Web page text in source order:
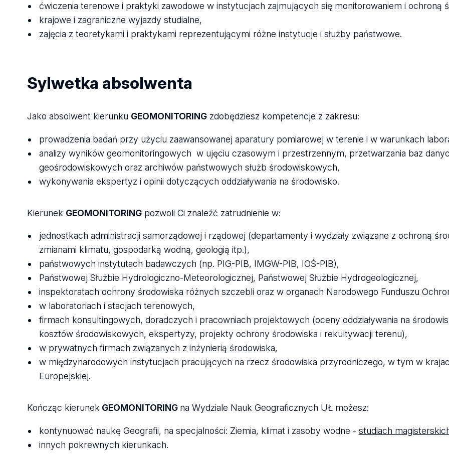
ćwiczenia terenowe i praktyki zawodowe w instytucjach zajmujących się monitorowaniem i ochroną
krajowe i zagraniczne wyjazdy studialne,
zajęcia z teoretykami i praktykami reprezentującymi różne instytucje i służby państwowe.
Sylwetka absolwenta
Jako absolwent kierunku GEOMONITORINGzdobędziesz kompetencje z zakresu:
prowadzenia badań przy użyciu zaawansowanej aparatury pomiarowej w terenie i w warunkach
analizy wyników geomonitoringowych w ujęciu czasowym i przestrzennym, przetwarzania baz
geośrodowiskowych oraz archiwów państwowych służb środowiskowych,
wykonywania ekspertyz i opinii dotyczących oddziaływania na środowisko.
Kierunek GEOMONITORINGpozwoli Ci znaleźć zatrudnienie w:
jednostkach administracji samorządowej i rządowej (departamenty i wydziały związane z ochroną
zmianami klimatu, gospodarką wodną, geologią itp.),
państwowych instytutach badawczych (np. PIG-PIB, IMGW-PIB, IOŚ-PIB),
Państwowej Służbie Hydrologiczno-Meteorologicznej, Państwowej Służbie Hydrogeologicznej,
inspektoratach ochrony środowiska różnych szczebli oraz w organach Narodowego Funduszu
w laboratoriach i stacjach terenowych,
firmach konsultingowych, doradczych i pracowniach projektowych (oceny oddziaływania na
kosztów środowiskowych, ekspertyzy, projekty ochrony środowiska i rekultywacji terenu),
w prywatnych firmach związanych z inżynierią środowiska,
w międzynarodowych instytucjach pracujących na rzecz środowiska przyrodniczego, w tym w
Europejskiej.
Kończąc kierunekGEOMONITORING na Wydziale Nauk Geograficznych UŁ możesz:
kontynuować naukę Geografii, na specjalności: Ziemia, klimat i zasoby wodne - studiach
innych pokrewnych kierunkach.